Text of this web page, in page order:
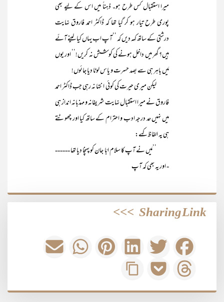
میرا استقبال کس طرح ہو۔ ذہناً میں اس کے لیے بھی
پوری طرح تیار ہو کر گیا تھا کہ ڈاکٹر احمد فاروق نہایت
درشتی کے ساتھ کہہ دیں کہ ’’آپ اب یہاں کیا لینے آئے
ہیں؟ گھر میں داخل ہونے کی کوشش نہ کریں!‘‘ اور یوں
مَیں باہر ہی سے بصد حسرت و یاس لوٹا دیا جائوں!
لیکن میری حیرت کی کوئی انتہا نہ رہی جب ڈاکٹر احمد
فاروق نے میرا استقبال نہایت شریفانہ و مہذبانہ انداز ہی
میں نہیں حد درجہ ادب و احترام کے ساتھ کیا اور چھوٹتے
ہی یہ الفاظ کہے:
’’مَیں نے آپ کا سلام ابّا جان کو پہنچا دیا تھا ------
- اور یہ بھی کہ آپ
Sharing Link
>>>